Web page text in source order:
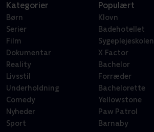
Kategorier
Børn
Serier
Film
Dokumentar
Reality
Livsstil
Underholdning
Comedy
Nyheder
Sport
Populært
Klovn
Badehotellet
Sygeplejeskolen
X Factor
Bachelor
Forræder
Bachelorette
Yellowstone
Paw Patrol
Barnaby